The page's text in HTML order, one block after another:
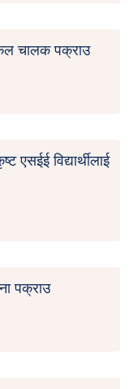
चालक पक्राउ
एसईई विद्यार्थीलाई
पक्राउ